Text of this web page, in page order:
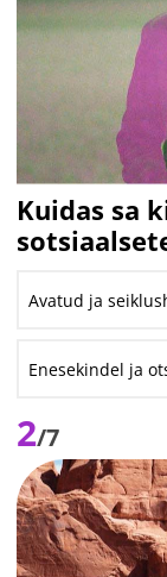
Kuidas sa
Avatud ja
Enesekindel ja
2/7